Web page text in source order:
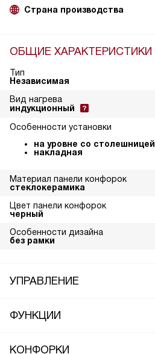
Страна производства
ОБЩИЕ ХАРАКТЕРИСТИКИ
Тип
Независимая
Вид нагрева
индукционный
Особенности установки
на уровне со столешницей
накладная
Материал панели конфорок
стеклокерамика
Цвет панели конфорок
черный
Особенности дизайна
без рамки
УПРАВЛЕНИЕ
ФУНКЦИИ
КОНФОРКИ